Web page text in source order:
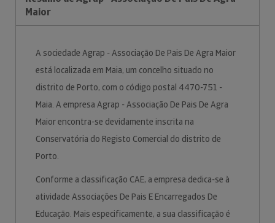
Maior
A sociedade Agrap - Associação De Pais De Agra Maior
está localizada em Maia, um concelho situado no
distrito de Porto, com o código postal 4470-751 -
Maia. A empresa Agrap - Associação De Pais De Agra
Maior encontra-se devidamente inscrita na
Conservatória do Registo Comercial do distrito de
Porto.
Conforme a classificação CAE, a empresa dedica-se à
atividade Associações De Pais E Encarregados De
Educação. Mais especificamente, a sua classificação é